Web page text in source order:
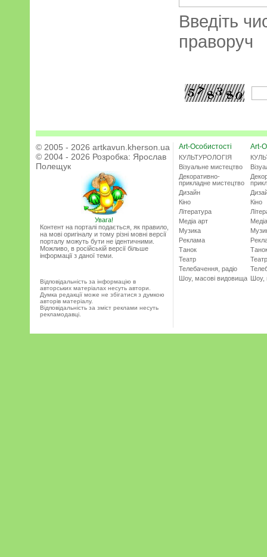
Введіть
праворуч
© 2005 - 2026 artkavun.kherson.ua
© 2004 - 2026 Розробка: Ярослав
Полещук
Увага!
Контент на порталі подається, як правило,
на мові оригіналу и тому різні мовні версії
порталу можуть бути не ідентичними.
Можливо, в російській версії більше
інформації з даної теми.
Відповідальність за інформацію в
авторських матеріалах несуть автори.
Думка редакції може не збігатися з думкою
авторів матеріалу.
Відповідальність за зміст реклами несуть
рекламодавці.
Art-Особистості
КУЛЬТУРОЛОГІЯ
Візуальне мистецтво
Декоративно-
прикладне мистецтво
Дизайн
Кіно
Література
Медіа арт
Музика
Реклама
Танок
Театр
Телебачення, радіо
Шоу, масові видовища
Art-
Кіно
Театр
Шоу,